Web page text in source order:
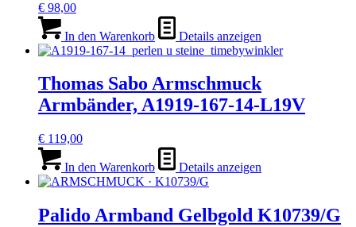
€ 98,00
In den Warenkorb Details anzeigen
Thomas Sabo Armschmuck
Armbänder, A1919-167-14-L19V
€ 119,00
In den Warenkorb Details anzeigen
Palido Armband Gelbgold K10739/G